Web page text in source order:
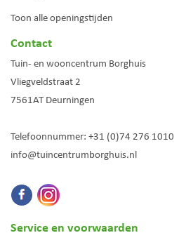
Toon alle openingstijden
Contact
Tuin- en wooncentrum Borghuis
Vliegveldstraat 2
7561AT Deurningen
Telefoonnummer: +31 (0)74 276 1010
info@tuincentrumborghuis.nl
Service en voorwaarden